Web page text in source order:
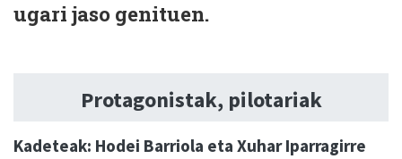
ugari jaso genituen.
Protagonistak, pilotariak
Kadeteak: Hodei Barriola eta Xuhar Iparragirre